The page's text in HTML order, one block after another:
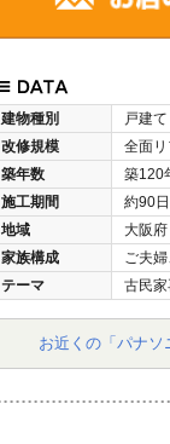
建物種別
戸建て
改修規模
全面
築年数
築120
施工期間
約90日
地域
大阪府
家族構成
ご夫
テーマ
古民家
お近くの「パナ